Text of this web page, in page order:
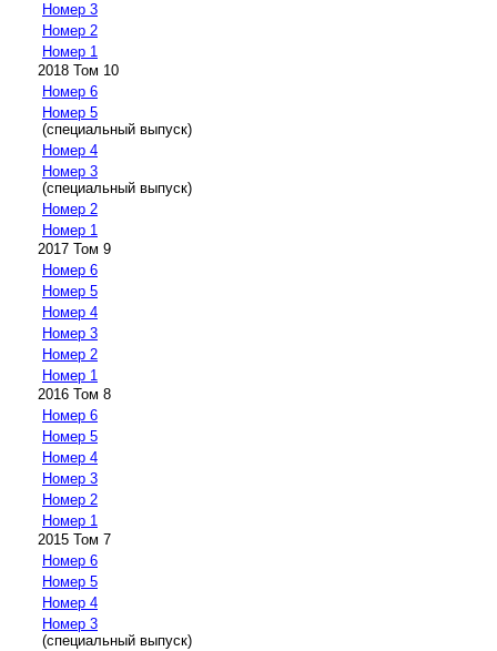
Номер 3
Номер 2
Номер 1
2018 Том 10
Номер 6
Номер 5
(специальный выпуск)
Номер 4
Номер 3
(специальный выпуск)
Номер 2
Номер 1
2017 Том 9
Номер 6
Номер 5
Номер 4
Номер 3
Номер 2
Номер 1
2016 Том 8
Номер 6
Номер 5
Номер 4
Номер 3
Номер 2
Номер 1
2015 Том 7
Номер 6
Номер 5
Номер 4
Номер 3
(специальный выпуск)